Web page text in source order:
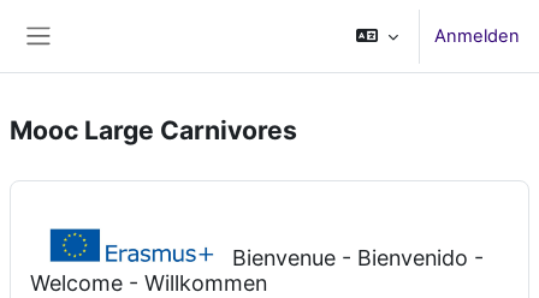
Anmelden
Mooc Large Carnivores
Bienvenue - Bienvenido -
Welcome - Willkommen